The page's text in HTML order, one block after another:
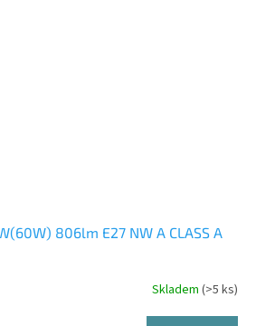
806lm E27 NW A CLASS A
Skladem (>5 ks)